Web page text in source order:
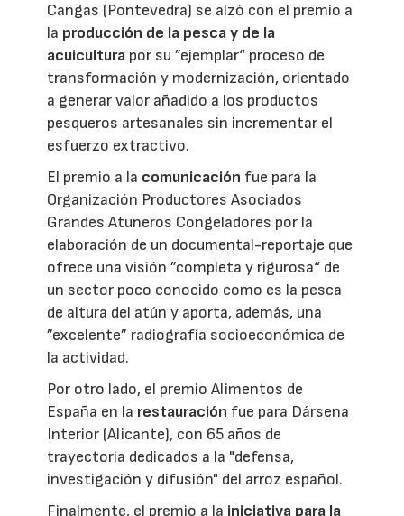
Cangas (Pontevedra) se alzó con el premio a
la producción de la pesca y de la
acuicultura por su ”ejemplar“ proceso de
transformación y modernización, orientado
a generar valor añadido a los productos
pesqueros artesanales sin incrementar el
esfuerzo extractivo.
El premio a la comunicación fue para la
Organización Productores Asociados
Grandes Atuneros Congeladores por la
elaboración de un documental-reportaje que
ofrece una visión ”completa y rigurosa“ de
un sector poco conocido como es la pesca
de altura del atún y aporta, además, una
”excelente” radiografía socioeconómica de
la actividad.
Por otro lado, el premio Alimentos de
España en la restauración fue para Dársena
Interior (Alicante), con 65 años de
trayectoria dedicados a la "defensa,
investigación y difusión" del arroz español.
Finalmente, el premio a la iniciativa para la